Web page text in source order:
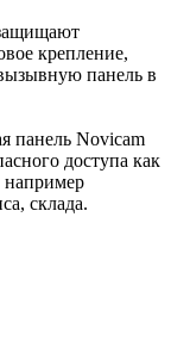
крепление,
панель в
панель Novicam
доступа как
например
склада.